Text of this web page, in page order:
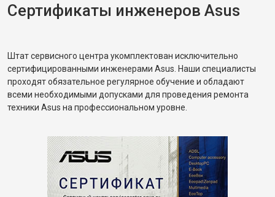
Сертификаты инженеров Asus
Штат сервисного центра укомплектован исключительно
сертифицированными инженерами Asus. Наши специалисты
проходят обязательное регулярное обучение и обладают
всеми необходимыми допусками для проведения ремонта
техники Asus на профессиональном уровне.